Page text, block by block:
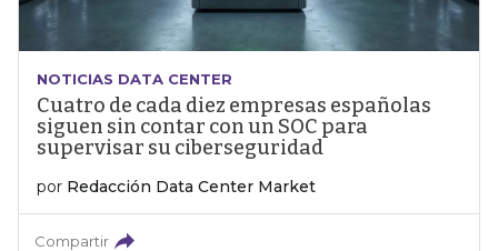
NOTICIAS DATA CENTER
Cuatro de cada diez empresas españolas
siguen sin contar con un SOC para
supervisar su ciberseguridad
por Redacción Data Center Market
Compartir